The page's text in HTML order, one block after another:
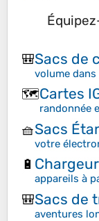
🎒Sacs de
volume dans
🗺️Cartes
randonnée
🧺Sacs
votre
🔋
appareils à
🎒Sacs de
aventures